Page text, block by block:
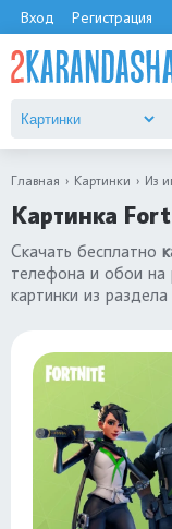
Вход Регистрация
Главная Картинки Из
Картинка
Скачать бесплатно
телефона и обои на
картинки из раздела